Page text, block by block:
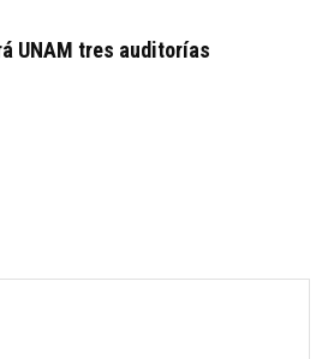
UNAM tres auditorías